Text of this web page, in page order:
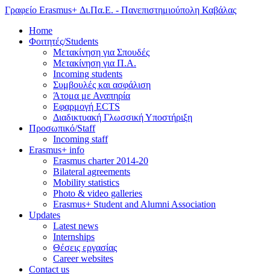
Γραφείο Erasmus+ Δι.Πα.Ε. - Πανεπιστημιούπολη Καβάλας
Home
Φοιτητές/Students
Μετακίνηση για Σπουδές
Μετακίνηση για Π.Α.
Incoming students
Συμβουλές και ασφάλιση
Άτομα με Αναπηρία
Εφαρμογή ECTS
Διαδικτυακή Γλωσσική Υποστήριξη
Προσωπικό/Staff
Incoming staff
Erasmus+ info
Erasmus charter 2014-20
Bilateral agreements
Mobility statistics
Photo & video galleries
Erasmus+ Student and Alumni Association
Updates
Latest news
Internships
Θέσεις εργασίας
Career websites
Contact us